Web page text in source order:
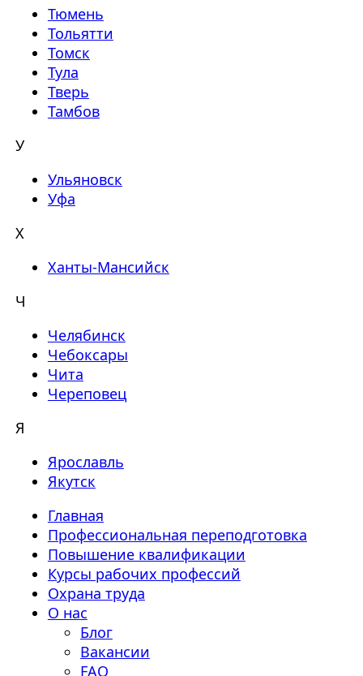
Тюмень
Тольятти
Томск
Тула
Тверь
Тамбов
У
Ульяновск
Уфа
Х
Ханты-Мансийск
Ч
Челябинск
Чебоксары
Чита
Череповец
Я
Ярославль
Якутск
Главная
Профессиональная переподготовка
Повышение квалификации
Курсы рабочих профессий
Охрана труда
О нас
Блог
Вакансии
FAQ